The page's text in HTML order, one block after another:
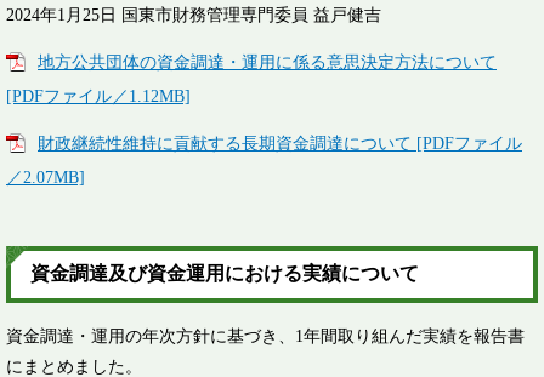
2024年1月25日 国東市財務管理専門委員 益戸健吉
地方公共団体の資金調達・運用に係る意思決定方法について
[PDFファイル／1.12MB]
財政継続性維持に貢献する長期資金調達について [PDFファイル
／2.07MB]
​資金調達及び資金運用における実績について
資金調達・運用の年次方針に基づき、1年間取り組んだ実績を報告書
にまとめました。